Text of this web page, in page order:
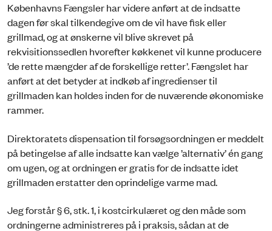
Københavns Fængsler har videre anført at de indsatte
dagen før skal tilkendegive om de vil have fisk eller
grillmad, og at ønskerne vil blive skrevet på
rekvisitionssedlen hvorefter køkkenet vil kunne producere
’de rette mængder af de forskellige retter’. Fængslet har
anført at det betyder at indkøb af ingredienser til
grillmaden kan holdes inden for de nuværende økonomiske
rammer.
Direktoratets dispensation til forsøgsordningen er meddelt
på betingelse af alle indsatte kan vælge ’alternativ’ én gang
om ugen, og at ordningen er gratis for de indsatte idet
grillmaden erstatter den oprindelige varme mad.
Jeg forstår § 6, stk. 1, i kostcirkulæret og den måde som
ordningerne administreres på i praksis, sådan at de